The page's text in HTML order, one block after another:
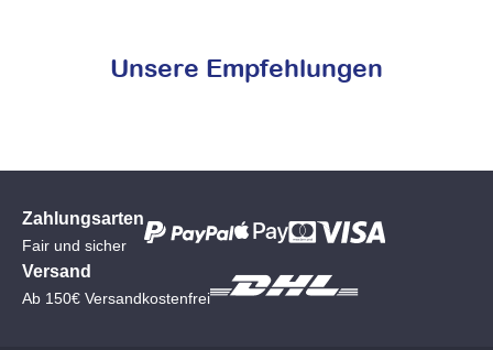
Unsere Empfehlungen
Zahlungsarten
Fair und sicher
Versand
Ab 150€ Versandkostenfrei